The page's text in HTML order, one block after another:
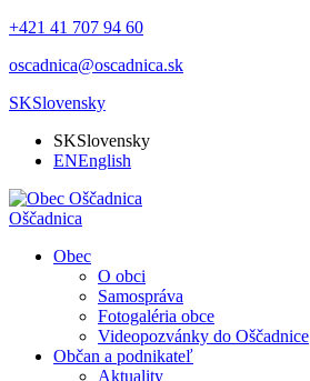
+421 41 707 94 60
oscadnica@oscadnica.sk
SKSlovensky
SKSlovensky
ENEnglish
Oščadnica
Obec
O obci
Samospráva
Fotogaléria obce
Videopozvánky do Oščadnice
Občan a podnikateľ
Aktuality